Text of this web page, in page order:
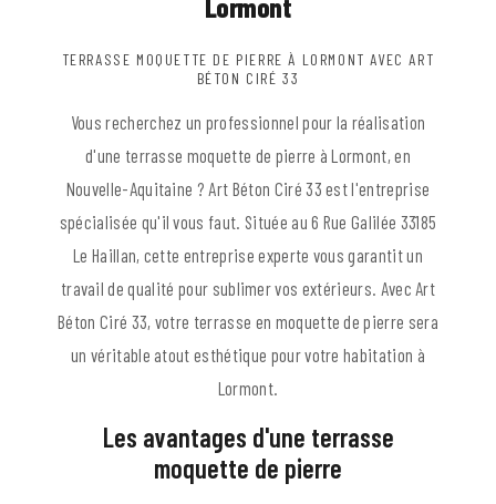
Lormont
TERRASSE MOQUETTE DE PIERRE À LORMONT AVEC ART
BÉTON CIRÉ 33
Vous recherchez un professionnel pour la réalisation
d'une terrasse moquette de pierre à Lormont, en
Nouvelle-Aquitaine ? Art Béton Ciré 33 est l'entreprise
spécialisée qu'il vous faut. Située au 6 Rue Galilée 33185
Le Haillan, cette entreprise experte vous garantit un
travail de qualité pour sublimer vos extérieurs. Avec Art
Béton Ciré 33, votre terrasse en moquette de pierre sera
un véritable atout esthétique pour votre habitation à
Lormont.
Les avantages d'une terrasse
moquette de pierre